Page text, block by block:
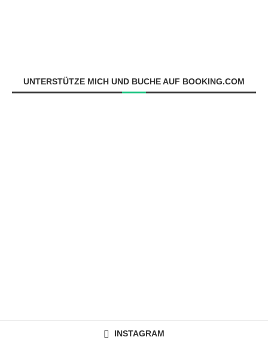
UNTERSTÜTZE MICH UND BUCHE AUF BOOKING.COM
INSTAGRAM